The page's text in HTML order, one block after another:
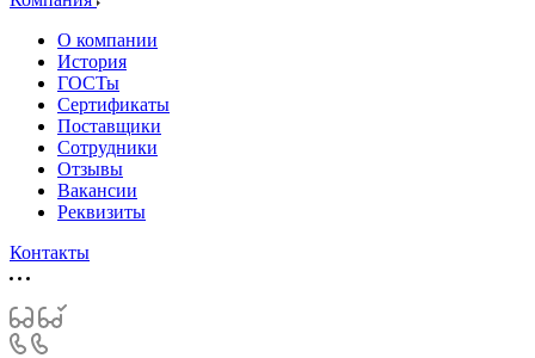
О компании
История
ГОСТы
Сертификаты
Поставщики
Сотрудники
Отзывы
Вакансии
Реквизиты
Контакты